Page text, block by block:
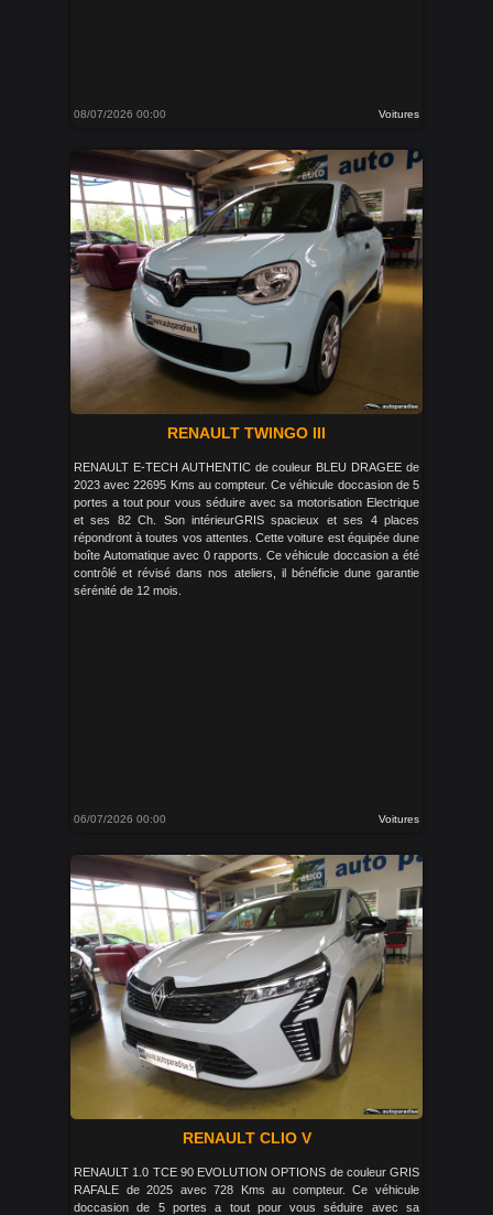
08/07/2026 00:00 Voitures
RENAULT TWINGO III
RENAULT E-TECH AUTHENTIC de couleur BLEU DRAGEE de
2023 avec 22695 Kms au compteur. Ce véhicule doccasion de 5
portes a tout pour vous séduire avec sa motorisation Electrique
et ses 82 Ch. Son intérieurGRIS spacieux et ses 4 places
répondront à toutes vos attentes. Cette voiture est équipée dune
boîte Automatique avec 0 rapports. Ce véhicule doccasion a été
contrôlé et révisé dans nos ateliers, il bénéficie dune garantie
sérénité de 12 mois.
06/07/2026 00:00 Voitures
RENAULT CLIO V
RENAULT 1.0 TCE 90 EVOLUTION OPTIONS de couleur GRIS
RAFALE de 2025 avec 728 Kms au compteur. Ce véhicule
doccasion de 5 portes a tout pour vous séduire avec sa